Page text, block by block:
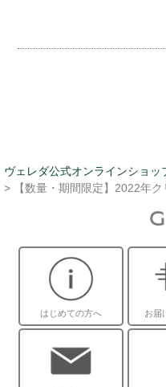
ヴェレダ公式オンラインショッ
> 【数量・期間限定】2022年ク
はじめての方へ お届